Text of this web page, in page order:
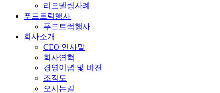
리모델링사례
푸드트럭행사
푸드트럭행사
회사소개
CEO 인사말
회사연혁
경영이념 및 비젼
조직도
오시는길